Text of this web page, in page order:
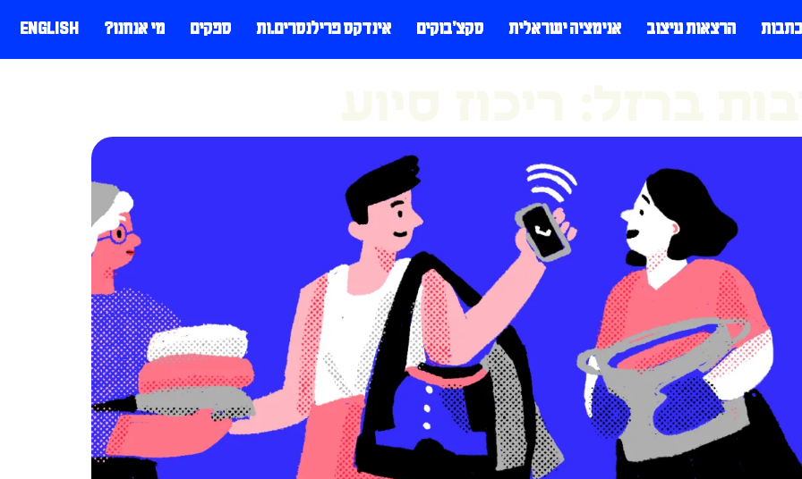
כתבות הרצאות עיצוב אנימציה ישראלית סקצ׳בוקים אינדקס פרילנסרים.ות ספקים מי אנחנו? ENGLISH